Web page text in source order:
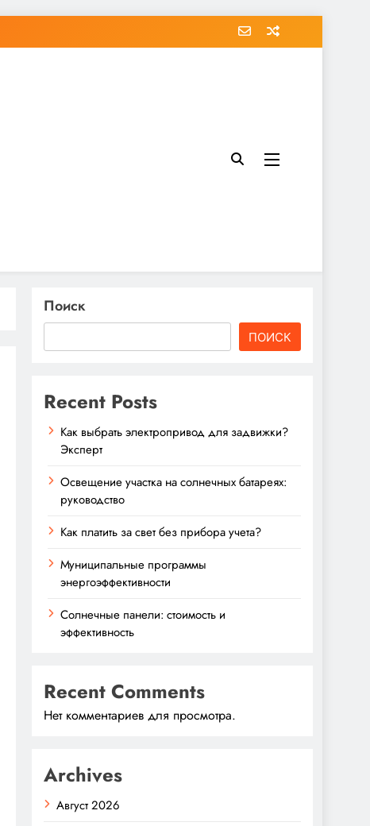
Поиск
ПОИСК
Recent Posts
Как выбрать электропривод для задвижки?
Эксперт
Освещение участка на солнечных батареях:
руководство
Как платить за свет без прибора учета?
Муниципальные программы
энергоэффективности
Солнечные панели: стоимость и
эффективность
Recent Comments
Нет комментариев для просмотра.
Archives
Август 2026